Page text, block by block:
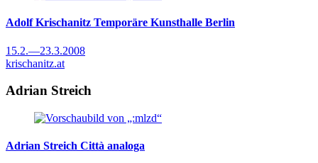
Adolf Krischanitz Temporäre Kunsthalle Berlin
15.2.—23.3.2008
krischanitz.at
Adrian Streich
Adrian Streich Città analoga